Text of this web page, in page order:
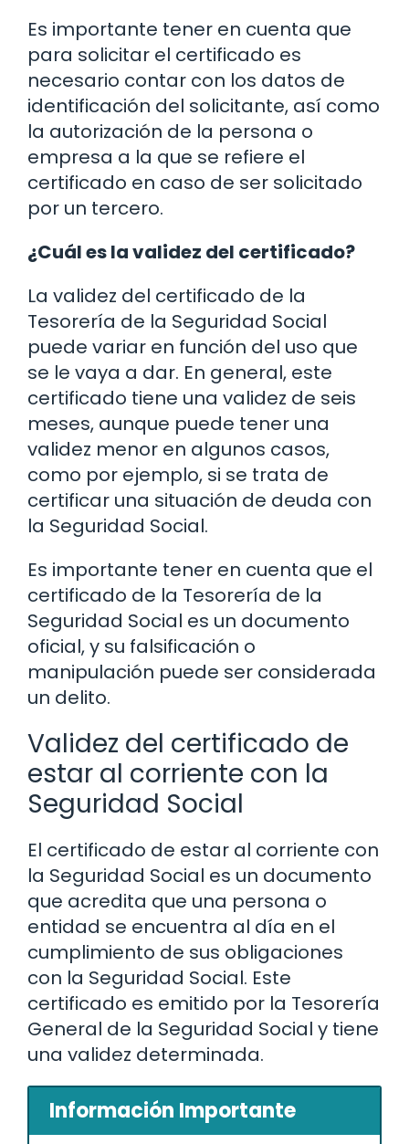
Es importante tener en cuenta que
para solicitar el certificado es
necesario contar con los datos de
identificación del solicitante, así como
la autorización de la persona o
empresa a la que se refiere el
certificado en caso de ser solicitado
por un tercero.
¿Cuál es la validez del certificado?
La validez del certificado de la
Tesorería de la Seguridad Social
puede variar en función del uso que
se le vaya a dar. En general, este
certificado tiene una validez de seis
meses, aunque puede tener una
validez menor en algunos casos,
como por ejemplo, si se trata de
certificar una situación de deuda con
la Seguridad Social.
Es importante tener en cuenta que el
certificado de la Tesorería de la
Seguridad Social es un documento
oficial, y su falsificación o
manipulación puede ser considerada
un delito.
Validez del certificado de
estar al corriente con la
Seguridad Social
El certificado de estar al corriente con
la Seguridad Social es un documento
que acredita que una persona o
entidad se encuentra al día en el
cumplimiento de sus obligaciones
con la Seguridad Social. Este
certificado es emitido por la Tesorería
General de la Seguridad Social y tiene
una validez determinada.
Información Importante